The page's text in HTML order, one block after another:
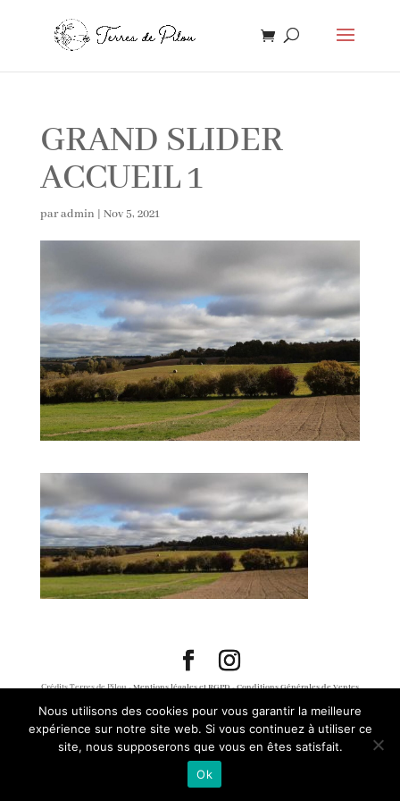
GRAND SLIDER
ACCUEIL 1
paradmin | Nov 5, 2021
Crédits Terres de Pilou -Mentions légales et RGPD-Conditions Générales de Ventes
Nous utilisons des cookies pour vous garantir la meilleure
expérience sur notre site web. Si vous continuez à utiliser ce
site, nous supposerons que vous en êtes satisfait.
Ok